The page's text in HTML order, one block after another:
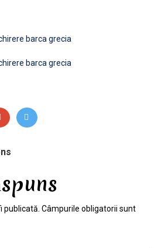
publicată. Câmpurile obligatorii sunt